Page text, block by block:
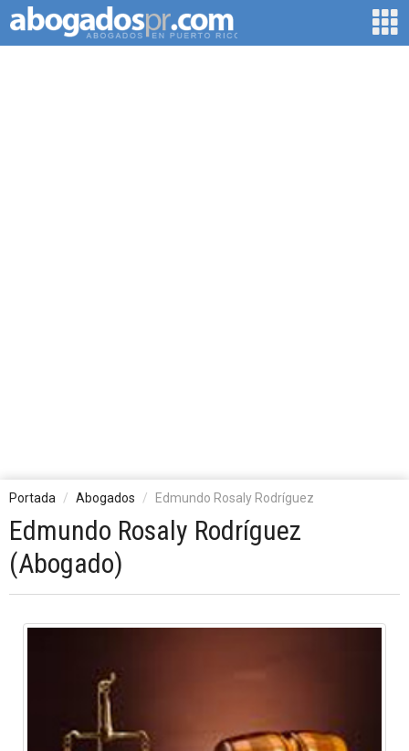
Portada Abogados Edmundo Rosaly Rodríguez
Edmundo Rosaly Rodríguez
(Abogado)